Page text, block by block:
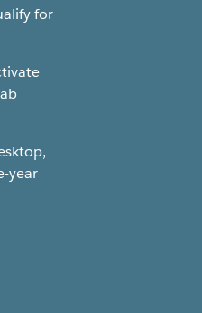
for
year